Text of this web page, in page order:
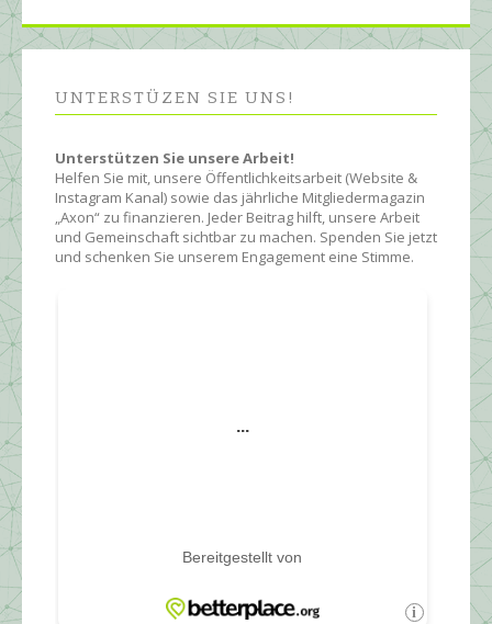
UNTERSTÜZEN SIE UNS!
Unterstützen Sie unsere Arbeit!
Helfen Sie mit, unsere Öffentlichkeitsarbeit (Website &
Instagram Kanal) sowie das jährliche Mitgliedermagazin
„Axon“ zu finanzieren. Jeder Beitrag hilft, unsere Arbeit
und Gemeinschaft sichtbar zu machen. Spenden Sie jetzt
und schenken Sie unserem Engagement eine Stimme.